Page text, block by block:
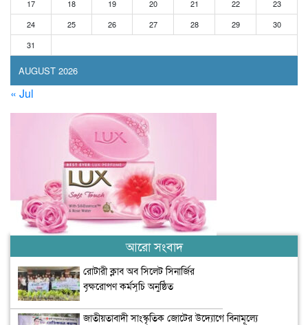
AUGUST 2026
17
18 19 20 21 22
23
24
25 26 27 28 29
30
31
« Jul
আরো সংবাদ
রোটারী ক্লাব অব সিলেট সিনার্জির
বৃক্ষরোপণ কর্মসূচি অনুষ্ঠিত
জাতীয়তাবাদী সাংস্কৃতিক জোটের উদ্যোগে বিনামূল্যে